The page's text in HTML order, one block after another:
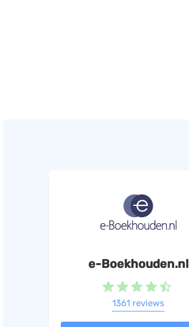
e-Boekhouden.nl
1361 reviews